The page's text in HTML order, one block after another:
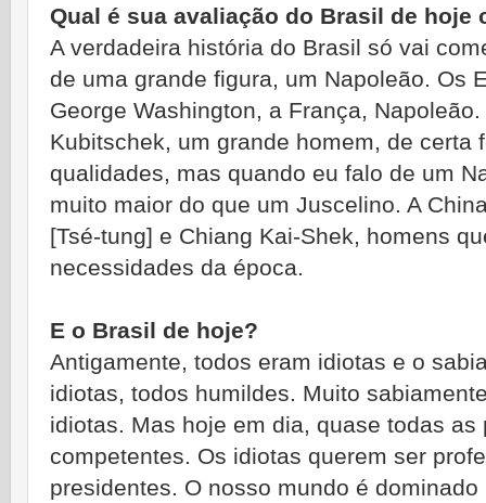
Qual é sua avaliação do Brasil de hoje
A verdadeira história do Brasil só vai
de uma grande figura, um Napoleão. Os
George Washington, a França,
Kubitschek, um grande homem, de certa
qualidades, mas quando eu falo de um
muito maior do que um Juscelino. A
[Tsé-tung] e Chiang Kai-Shek, homens
necessidades da época.
E o Brasil de hoje?
Antigamente, todos eram idiotas e o
idiotas, todos humildes. Muito
idiotas. Mas hoje em dia, quase todas
competentes. Os idiotas querem ser
presidentes. O nosso mundo é